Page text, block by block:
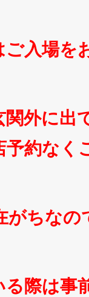
入場を
外に出
約なく
がちなの
際は事